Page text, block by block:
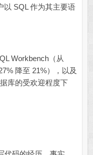
以 SQL 作为其主要语
Workbench（从
降至 21%），以及
库的受欢迎程度下